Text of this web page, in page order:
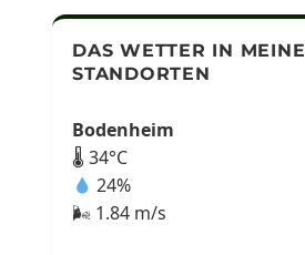
DAS WETTER IN
STANDORTEN
Bodenheim
🌡 34°C
24%
🌬 1.84 m/s